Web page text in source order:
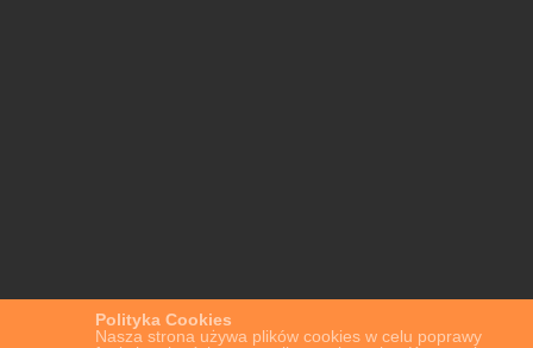
Polityka Cookies
Nasza strona używa plików cookies w celu poprawy